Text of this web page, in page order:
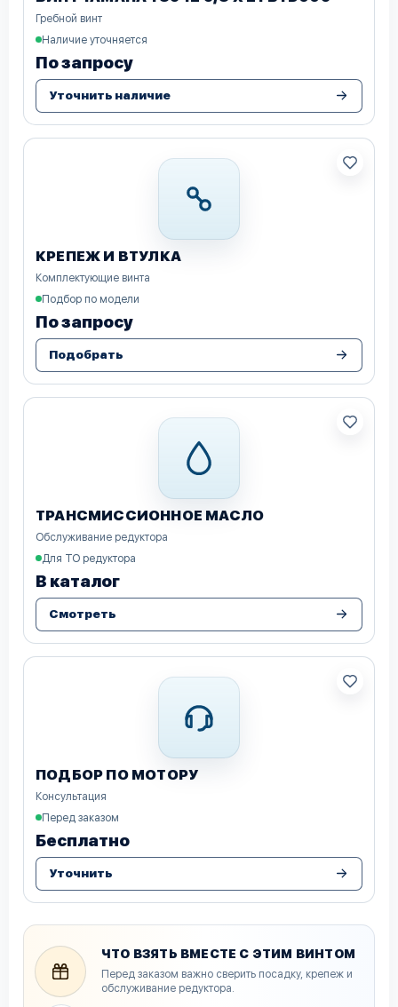
Гребной винт
Наличие уточняется
По запросу
Уточнить наличие
КРЕПЕЖ И ВТУЛКА
Комплектующие винта
Подбор по модели
По запросу
Подобрать
ТРАНСМИССИОННОЕ МАСЛО
Обслуживание редуктора
Для ТО редуктора
В каталог
Смотреть
ПОДБОР ПО МОТОРУ
Консультация
Перед заказом
Бесплатно
Уточнить
ЧТО ВЗЯТЬ ВМЕСТЕ С ЭТИМ ВИНТОМ
Перед заказом важно сверить посадку, крепеж и
обслуживание редуктора.